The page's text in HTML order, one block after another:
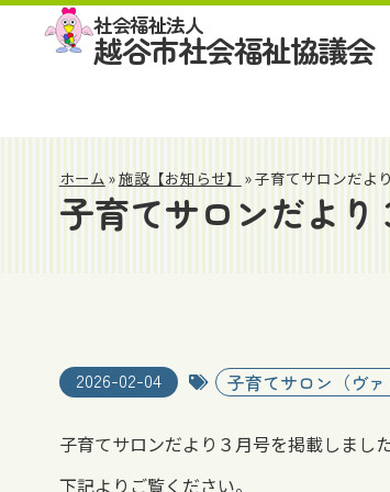
社会福祉法人
越谷市社会福祉協議会
ホーム »施設【お知らせ】 »子育てサロンだよ
子育てサロンだよ
2026-02-04 子育てサロン（ヴァ
子育てサロンだより３月号を掲載しました
下記よりご覧ください。